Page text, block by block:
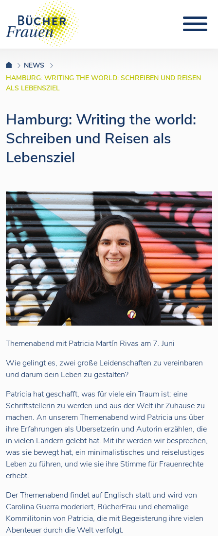
NEWS
HAMBURG: WRITING THE WORLD: SCHREIBEN UND REISEN
ALS LEBENSZIEL
Hamburg: Writing the world:
Schreiben und Reisen als
Lebensziel
Themenabend mit Patricia Martín Rivas am 7. Juni
Wie gelingt es, zwei große Leidenschaften zu vereinbaren
und darum dein Leben zu gestalten?
Patricia hat geschafft, was für viele ein Traum ist: eine
Schriftstellerin zu werden und aus der Welt ihr Zuhause zu
machen. An unserem Themenabend wird Patricia uns über
ihre Erfahrungen als Übersetzerin und Autorin erzählen, die
in vielen Ländern gelebt hat. Mit ihr werden wir besprechen,
was sie bewegt hat, ein minimalistisches und reiselustiges
Leben zu führen, und wie sie ihre Stimme für Frauenrechte
erhebt.
Der Themenabend findet auf Englisch statt und wird von
Carolina Guerra moderiert, BücherFrau und ehemalige
Kommilitonin von Patricia, die mit Begeisterung ihre vielen
Abenteuer durch die Welt verfolgt.